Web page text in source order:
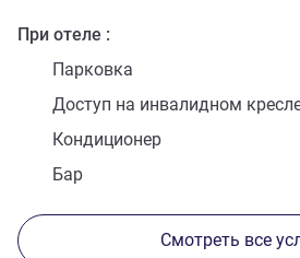
При отеле
Парковка
Доступ на инвалидном
Кондиционер
Бар
Смотреть все